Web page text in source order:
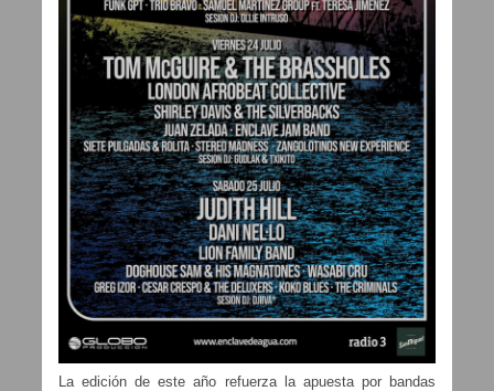
La edición de este año refuerza la apuesta por bandas